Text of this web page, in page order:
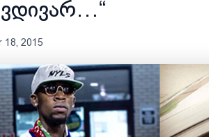
18, 2015